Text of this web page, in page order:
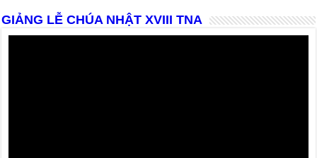
GIẢNG LỄ CHÚA NHẬT XVIII TNA